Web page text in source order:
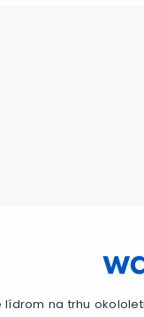
lídrom na trhu